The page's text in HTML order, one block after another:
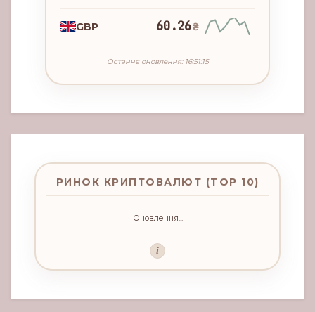
GBP 60.26₴
Останнє оновлення: 16:51:15
РИНОК КРИПТОВАЛЮТ (TOP 10)
Оновлення...
i